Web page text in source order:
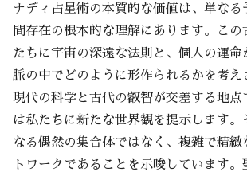
ナディ占星術の本質的な価値は、単なる
間存在の根本的な理解にあります。こ
たちに宇宙の深遠な法則と、個人の運命
脈の中でどのように形作られるかを考え
現代の科学と古代の叡智が交差する地点
は私たちに新たな世界観を提示します。
なる偶然の集合体ではなく、複雑で精緻
トワークであることを示唆しています